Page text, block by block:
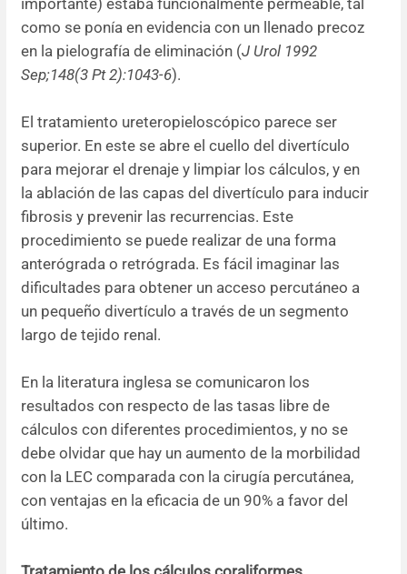
importante) estaba funcionalmente permeable, tal
como se ponía en evidencia con un llenado precoz
en la pielografía de eliminación (J Urol 1992
Sep;148(3 Pt 2):1043-6).
El tratamiento ureteropieloscópico parece ser
superior. En este se abre el cuello del divertículo
para mejorar el drenaje y limpiar los cálculos, y en
la ablación de las capas del divertículo para inducir
fibrosis y prevenir las recurrencias. Este
procedimiento se puede realizar de una forma
anterógrada o retrógrada. Es fácil imaginar las
dificultades para obtener un acceso percutáneo a
un pequeño divertículo a través de un segmento
largo de tejido renal.
En la literatura inglesa se comunicaron los
resultados con respecto de las tasas libre de
cálculos con diferentes procedimientos, y no se
debe olvidar que hay un aumento de la morbilidad
con la LEC comparada con la cirugía percutánea,
con ventajas en la eficacia de un 90% a favor del
último.